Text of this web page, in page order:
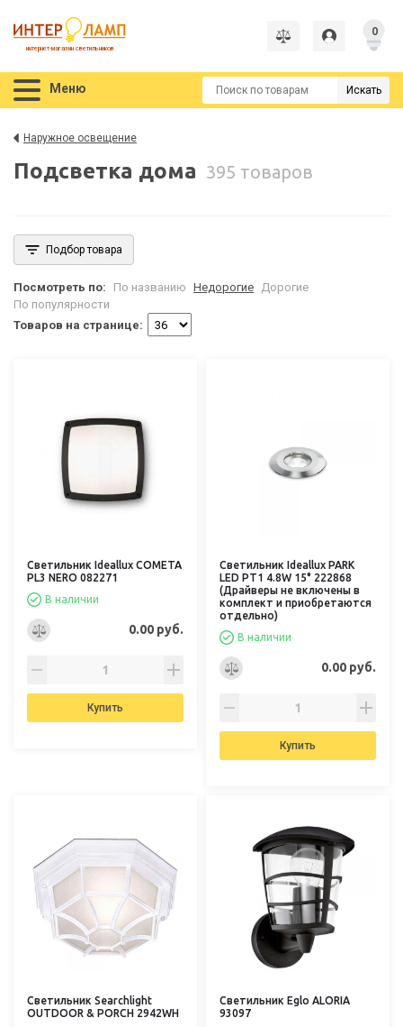
интернет-магазин светильников
0
Меню Искать
Наружное освещение
Подсветка дома 395 товаров
Подбор товара
Посмотреть по: По названию Недорогие Дорогие
По популярности
Товаров на странице:
Светильник Ideallux COMETA
PL3 NERO 082271
В наличии
0.00 руб.
Купить
Светильник Ideallux PARK
LED PT1 4.8W 15° 222868
(Драйверы не включены в
комплект и приобретаются
отдельно)
В наличии
0.00 руб.
Купить
Светильник Searchlight
OUTDOOR & PORCH 2942WH
Светильник Eglo ALORIA
93097